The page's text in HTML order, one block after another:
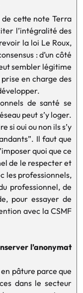
cette note Terra
l’intégralité des
la loi Le Roux,
: d’un côté
sembler légitime
en charge des
de santé se
peut s’y loger.
si oui ou non ils s’y
Il faut que
quoi que ce
de le respecter et
les professionnels,
professionnel, de
pour essayer de
avec la CSMF
l’anonymat
pâture parce que
dans le secteur